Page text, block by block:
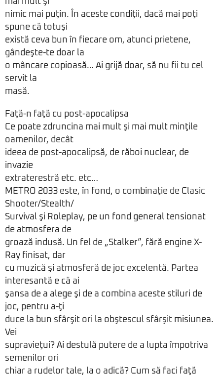
nimic mai puţin. În aceste condiţii, dacă mai poţi
spune că totuşi
există ceva bun în fiecare om, atunci prietene,
gândeşte-te doar la
o mâncare copioasă… Ai grijă doar, să nu fii tu cel
servit la
masă.
Faţă-n faţă cu post-apocalipsa
Ce poate zdruncina mai mult şi mai mult minţile
oamenilor, decât
ideea de post-apocalipsă, de răboi nuclear, de
invazie
extraterestră etc. etc…
METRO 2033 este, în fond, o combinaţie de Clasic
Shooter/Stealth/
Survival şi Roleplay, pe un fond general tensionat
de atmosfera de
groază indusă. Un fel de „Stalker”, fără engine X-
Ray finisat, dar
cu muzică şi atmosferă de joc excelentă. Partea
interesantă e că ai
şansa de a alege şi de a combina aceste stiluri de
joc, pentru a-ţi
duce la bun sfârşit ori la obştescul sfârşit misiunea.
Vei
supravieţui? Ai destulă putere de a lupta împotriva
semenilor ori
chiar a rudelor tale, la o adică? Cum să faci faţă